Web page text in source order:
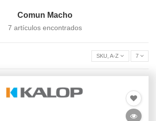
Comun Macho
7 artículos encontrados
SKU,